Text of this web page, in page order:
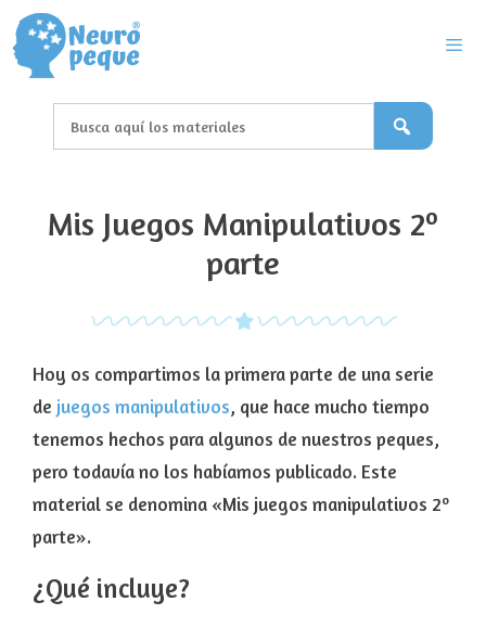
Saltar
al
contenido
Mis Juegos Manipulativos 2º
parte
Hoy os compartimos la primera parte de una serie
de juegos manipulativos, que hace mucho tiempo
tenemos hechos para algunos de nuestros peques,
pero todavía no los habíamos publicado. Este
material se denomina «Mis juegos manipulativos 2º
parte».
¿Qué incluye?